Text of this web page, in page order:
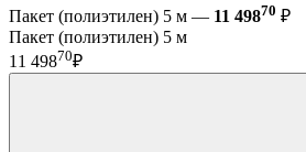
Пакет (полиэтилен) 5 м — 11 49870 ₽
Пакет (полиэтилен) 5 м
11 49870₽